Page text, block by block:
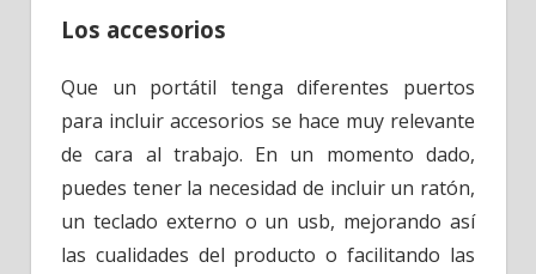
Los accesorios
Que un portátil tenga diferentes puertos
para incluir accesorios se hace muy relevante
de cara al trabajo. En un momento dado,
puedes tener la necesidad de incluir un ratón,
un teclado externo o un usb, mejorando así
las cualidades del producto o facilitando las